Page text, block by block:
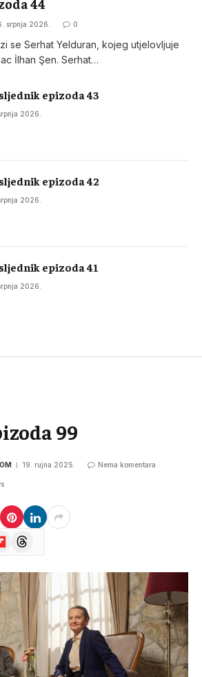
44
srpnja 2026. 0
se Serhat Yelduran, kojeg utjelovljuje
İlhan Şen. Serhat…
epizoda 43
2026.
epizoda 42
2026.
epizoda 41
2026.
99
19. rujna 2025. Nema komentara
Threads